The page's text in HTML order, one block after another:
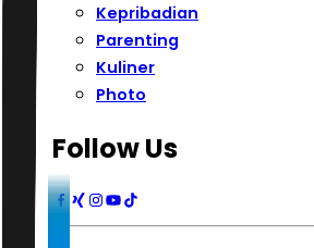
Kepribadian
Parenting
Kuliner
Photo
Follow Us